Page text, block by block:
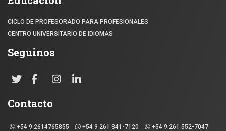
CICLO DE PROFESORADO PARA PROFESIONALES
CENTRO UNIVERSITARIO DE IDIOMAS
Seguinos
Contacto
+54 9 2614765855 +54 9 261 341-7120 +54 9 261 552-7047